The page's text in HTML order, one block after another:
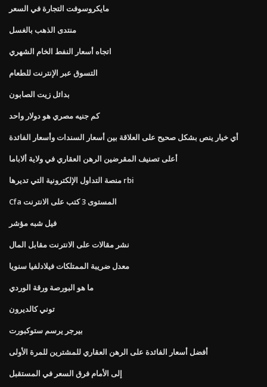
مايكروسوفت التجارة في السعر
منتدى الذهب بالغسل
اتجاه أسعار النفط الخام الشهري
التسوق عبر الإنترنت للطعام
بدائل زيت الصابون
كم جنيه مصري هو دولار واحد
أي خيار ينص بشكل صحيح على العلاقة بين أسعار السندات وأسعار الفائدة
أعلى تصنيف المقرضين الرهن العقاري في ولاية ألاباما
منصة التداول الإلكترونية التي تديرها rbi
Cfa المستوى 3 كتب على الانترنت
فيل شبه مؤشر
نشر مقالات على الانترنت مقابل المال
معدل ضريبة الممتلكات فيلادلفيا سنويا
ما هو البورصة ورقة الوردي
توني كالديرون
بيرجر يرسم ستوكبورت
أفضل أسعار الفائدة على الرهن العقاري للمشترين للمرة الأولى
إلى الأمام فرق السعر في المستقبل